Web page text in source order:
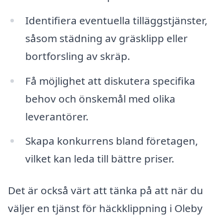
Identifiera eventuella tilläggstjänster,
såsom städning av gräsklipp eller
bortforsling av skräp.
Få möjlighet att diskutera specifika
behov och önskemål med olika
leverantörer.
Skapa konkurrens bland företagen,
vilket kan leda till bättre priser.
Det är också värt att tänka på att när du
väljer en tjänst för häckklippning i Oleby